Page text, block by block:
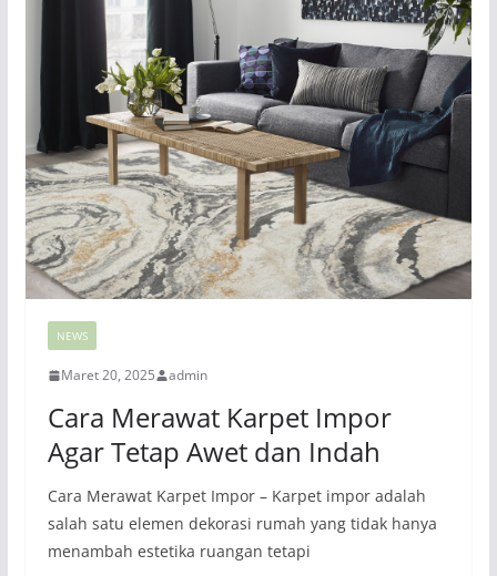
NEWS
Maret 20, 2025 admin
Cara Merawat Karpet Impor
Agar Tetap Awet dan Indah
Cara Merawat Karpet Impor – Karpet impor adalah
salah satu elemen dekorasi rumah yang tidak hanya
menambah estetika ruangan tetapi